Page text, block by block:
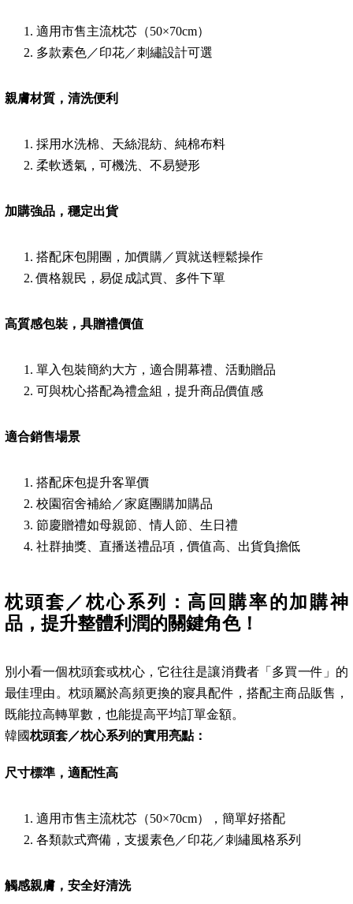
適用市售主流枕芯（50×70cm）
多款素色／印花／刺繡設計可選
親膚材質，清洗便利
採用水洗棉、天絲混紡、純棉布料
柔軟透氣，可機洗、不易變形
加購強品，穩定出貨
搭配床包開團，加價購／買就送輕鬆操作
價格親民，易促成試買、多件下單
高質感包裝，具贈禮價值
單入包裝簡約大方，適合開幕禮、活動贈品
可與枕心搭配為禮盒組，提升商品價值感
適合銷售場景
搭配床包提升客單價
校園宿舍補給／家庭團購加購品
節慶贈禮如母親節、情人節、生日禮
社群抽獎、直播送禮品項，價值高、出貨負擔低
枕頭套／枕心系列：高回購率的加購神
品，提升整體利潤的關鍵角色！
別小看一個枕頭套或枕心，它往往是讓消費者「多買一件」的
最佳理由。枕頭屬於高頻更換的寢具配件，搭配主商品販售，
既能拉高轉單數，也能提高平均訂單金額。
韓國枕頭套／枕心系列的實用亮點：
尺寸標準，適配性高
適用市售主流枕芯（50×70cm），簡單好搭配
各類款式齊備，支援素色／印花／刺繡風格系列
觸感親膚，安全好清洗